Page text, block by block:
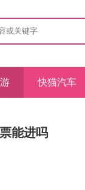
快猫汽车
能进吗